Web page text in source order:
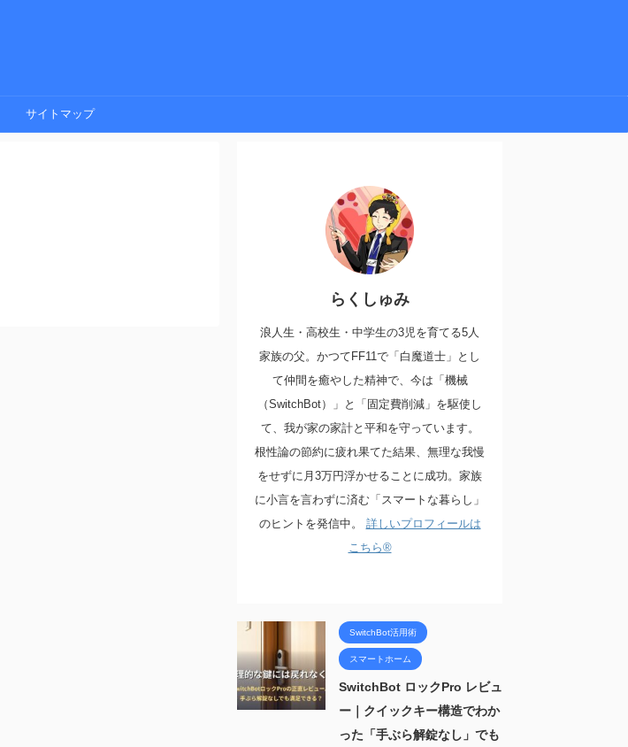
サイトマップ
らくしゅみ
浪人生・高校生・中学生の3児を育てる5人
家族の父。かつてFF11で「白魔道士」とし
て仲間を癒やした精神で、今は「機械
（SwitchBot）」と「固定費削減」を駆使し
て、我が家の家計と平和を守っています。
根性論の節約に疲れ果てた結果、無理な我慢
をせずに月3万円浮かせることに成功。家族
に小言を言わずに済む「スマートな暮らし」
のヒントを発信中。 詳しいプロフィールは
こちら®
SwitchBot活用術
スマートホーム
SwitchBot ロックPro レビュ
ー｜クイックキー構造でわか
った「手ぶら解錠なし」でも